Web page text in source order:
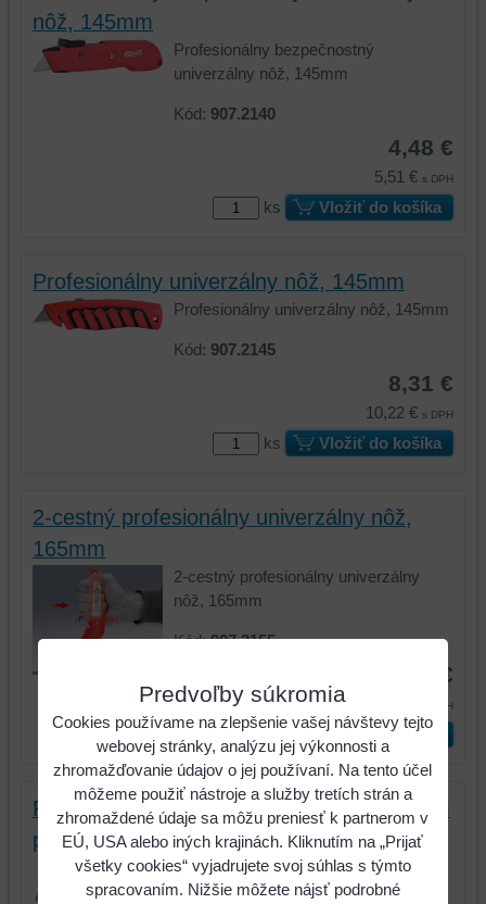
nôž, 145mm
Profesionálny bezpečnostný
univerzálny nôž, 145mm
Kód: 907.2140
4,48 €
5,51 € s DPH
ks Vložiť do košíka
Profesionálny univerzálny nôž, 145mm
Profesionálny univerzálny nôž, 145mm
Kód: 907.2145
8,31 €
10,22 € s DPH
ks Vložiť do košíka
2-cestný profesionálny univerzálny nôž,
165mm
2-cestný profesionálny univerzálny
nôž, 165mm
Kód:907.2155
12,90 €
s DPH
ks Vložiť do košíka
Profesionálny univerzálny nôž s ochranným
puzdrom, 165mm
Profesionálny univerzálny nôž s
ochranným puzdrom, 165mm
Predvoľby súkromia
Cookies používame na zlepšenie vašej návštevy tejto
webovej stránky, analýzu jej výkonnosti a
zhromažďovanie údajov o jej používaní. Na tento účel
môžeme použiť nástroje a služby tretích strán a
zhromaždené údaje sa môžu preniesť k partnerom v
EÚ, USA alebo iných krajinách. Kliknutím na „Prijať
všetky cookies“ vyjadrujete svoj súhlas s týmto
spracovaním. Nižšie môžete nájsť podrobné